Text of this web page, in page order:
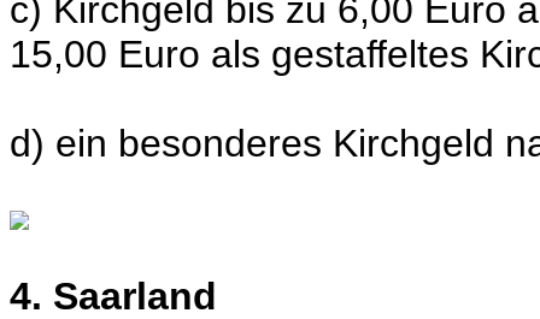
c) Kirchgeld bis zu 6,00 Euro
15,00 Euro als gestaffeltes
d) ein besonderes Kirchgeld
4. Saarland